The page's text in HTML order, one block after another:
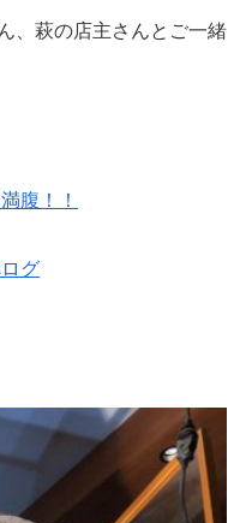
、萩の店主さんとご一緒
腹！！
グ